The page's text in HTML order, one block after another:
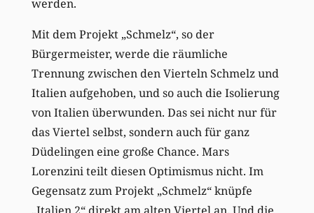
werden.
Mit dem Projekt „Schmelz“, so der
Bürgermeister, werde die räumliche
Trennung zwischen den Vierteln Schmelz und
Italien aufgehoben, und so auch die Isolierung
von Italien überwunden. Das sei nicht nur für
das Viertel selbst, sondern auch für ganz
Düdelingen eine große Chance. Mars
Lorenzini teilt diesen Optimismus nicht. Im
Gegensatz zum Projekt „Schmelz“ knüpfe